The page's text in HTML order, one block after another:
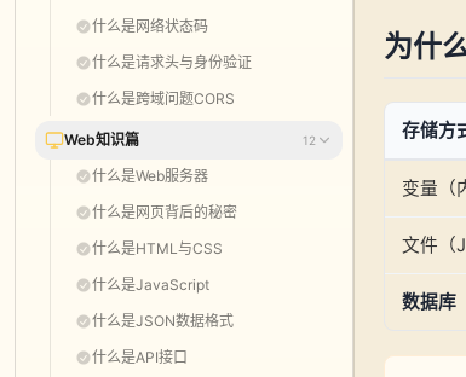
什么是网络状态码
什么是请求头与身份验证
什么是跨域问题CORS
Web知识篇 12
什么是Web服务器
什么是网页背后的秘密
什么是HTML与CSS
什么是JavaScript
什么是JSON数据格式
什么是API接口
为什
存储方
变量（
文件（
数据库